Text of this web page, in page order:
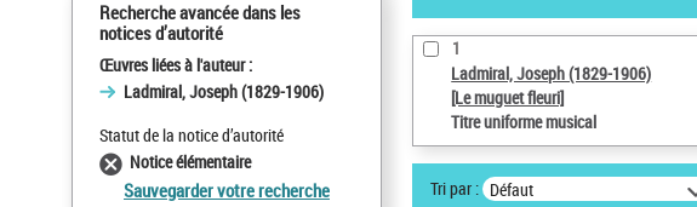
Recherche avancée dans les
notices d’autorité
Œuvres liées à l'auteur :
Ladmiral, Joseph (1829-1906)
Statut de la notice d’autorité
Notice élémentaire
Sauvegarder votre recherche
1
Ladmiral, Joseph (1829-1906)
[Le muguet fleuri]
Titre uniforme musical
Tri par : Défaut